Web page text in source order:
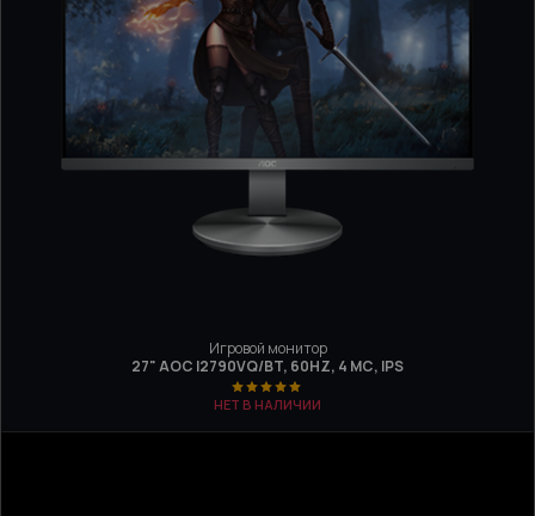
Игровой монитор
27" AOC I2790VQ/BT, 60HZ, 4 МС, IPS
НЕТ В НАЛИЧИИ